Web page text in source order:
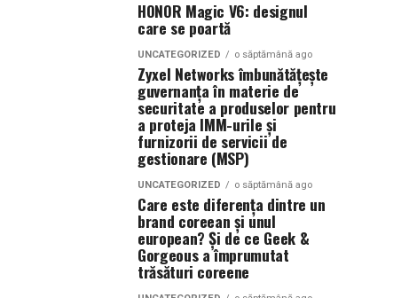
HONOR Magic V6: designul
care se poartă
UNCATEGORIZED o săptămână ago
Zyxel Networks îmbunătățește
guvernanța în materie de
securitate a produselor pentru
a proteja IMM-urile și
furnizorii de servicii de
gestionare (MSP)
UNCATEGORIZED o săptămână ago
Care este diferența dintre un
brand coreean și unul
european? Și de ce Geek &
Gorgeous a împrumutat
trăsături coreene